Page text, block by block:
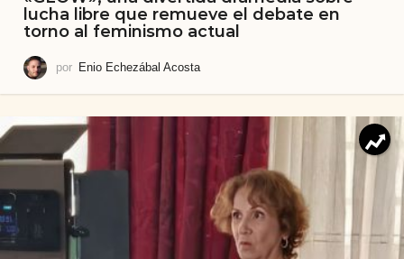
lucha libre que remueve el debate en
torno al feminismo actual
por Enio Echezábal Acosta